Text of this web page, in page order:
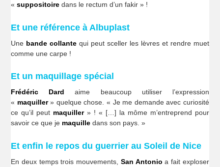
«suppositoire dans le rectum d’un fakir » !
Et une référence à Albuplast
Une bande collante qui peut sceller les lèvres et rendre muet
comme une carpe !
Et un maquillage spécial
Frédéric Dard aime beaucoup utiliser l’expression
« maquiller» quelque chose. « Je me demande avec curiosité
ce qu’il peut maquiller» ! « […] la môme m’entreprend pour
savoir ce que je maquille dans son pays. »
Et enfin le repos du guerrier au Soleil de Nice
En deux temps trois mouvements, San Antonio a fait exploser